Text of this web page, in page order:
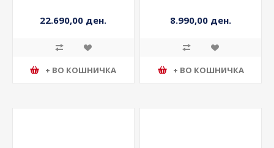
22.690,00 ден.
+ ВО КОШНИЧКА
8.990,00 ден.
+ ВО КОШНИЧКА